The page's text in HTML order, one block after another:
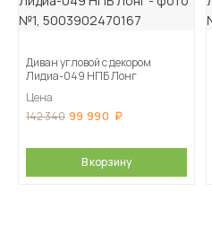
Диван угловой с декором
Лидиа-049 НПБ Лонг
Цена
142 340 99 990
В корзину